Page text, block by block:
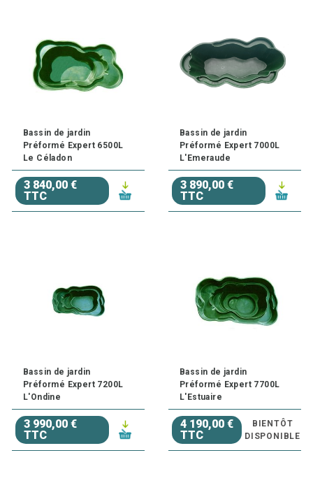
Bassin de jardin
Préformé Expert 6500L
Le Céladon
3 840,00 €
TTC
Bassin de jardin
Préformé Expert 7000L
L'Emeraude
3 890,00 €
TTC
Bassin de jardin
Préformé Expert 7200L
L'Ondine
3 990,00 €
TTC
Bassin de jardin
Préformé Expert 7700L
L'Estuaire
4 190,00 €
TTC
BIENTÔT
DISPONIBLE